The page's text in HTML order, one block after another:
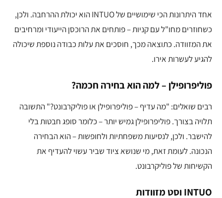
אחד היתרונות הכי שימושיים של INTUO הוא יכולת ההרחבה. ולכן,
כשחוזרים מחו"ל עם קניות – פותחים את הרוכסן הייעודי ומרחיבים
את המזוודה. כתוצאה מכך, חוסכים את עלות כבודה נוספת שיכולה
להגיע לעשרות אירו.
פוליפרופילן – למה הוא בחירה חכמה?
רבים שואלים: "מה עדיף – פוליפרופילן או פוליקרבונט?" התשובה
תלויה בצורך. פוליפרופילן גמיש יותר – כלומר סופג חבטות בלי
להישבר. ולכן, לנסיעות משפחתיות ולחופשות – הוא הבחירה
הנכונה. לעומת זאת, מי שנושא ציוד שביר עשוי להעדיף את
הקשיחות של פוליקרבונט.
INTUO וסט מזוודות